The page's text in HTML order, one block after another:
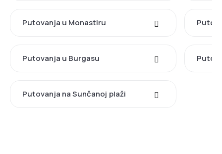
Putovanja u Monastiru
Putovanja u Burgasu
Putovanja na Sunčanoj plaži